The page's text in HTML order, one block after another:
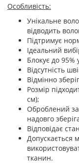
Особливість:
Унікальне
відводить
Підтримує
Ідеальний
Блокує до 95%
Відсутність
Відмінно
Розмір
см);
Оброблений
надовго
Відповідає
Допускається
тканин.